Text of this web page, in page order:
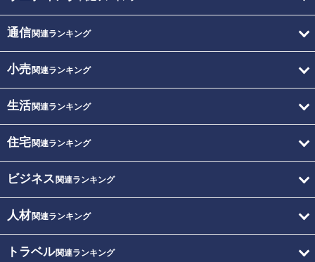
通信関連ランキング
小売関連ランキング
生活関連ランキング
住宅関連ランキング
ビジネス 関連ランキング
人材関連ランキング
トラベル関連ランキング